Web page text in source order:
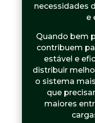
necessidades
e
Quando bem
contribuem
estável e
distribuir
o sistema
que
maiores